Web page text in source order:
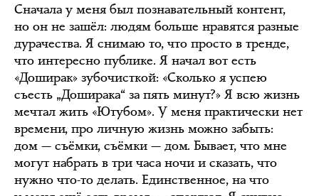
Сначала у меня был познавательный контент,
но он не зашёл: людям больше нравятся разные
дурачества. Я снимаю то, что просто в тренде,
что интересно публике. Я начал вот есть
«Доширак» зубочисткой: «Сколько я успею
съесть „Доширака“ за пять минут?» Я всю жизнь
мечтал жить «Ютубом». У меня практически нет
времени, про личную жизнь можно забыть:
дом — съёмки, съёмки — дом. Бывает, что мне
могут набрать в три часа ночи и сказать, что
нужно что-то делать. Единственное, на что